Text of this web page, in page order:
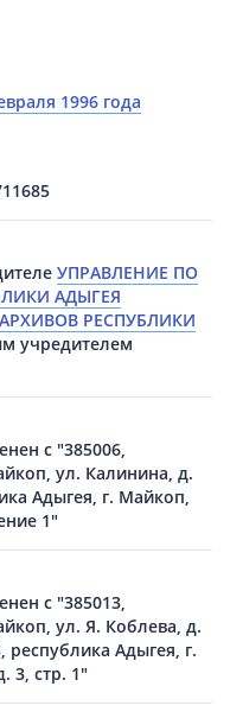
1996 года
УПРАВЛЕНИЕ ПО
АДЫГЕЯ
РЕСПУБЛИКИ
учредителем
с "385006,
ул. Калинина, д.
Адыгея, г. Майкоп,
1"
с "385013,
ул. Я. Коблева, д.
республика Адыгея, г.
3, стр. 1"